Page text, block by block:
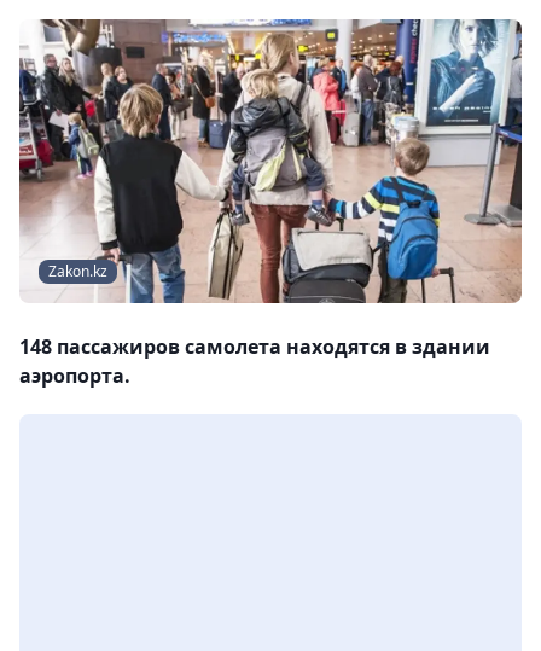
Zakon.kz
148 пассажиров самолета находятся в здании
аэропорта.